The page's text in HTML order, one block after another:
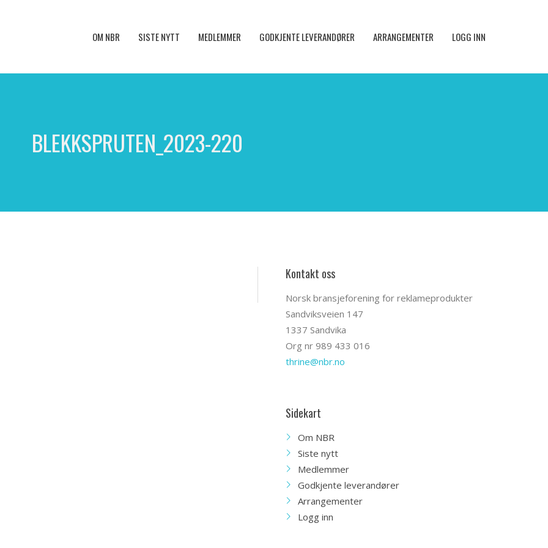
OM NBR SISTE NYTT MEDLEMMER GODKJENTE LEVERANDØRER ARRANGEMENTER LOGG INN
BLEKKSPRUTEN_2023-220
Kontakt oss
Norsk bransjeforening for reklameprodukter
Sandviksveien 147
1337 Sandvika
Org nr 989 433 016
thrine@nbr.no
Sidekart
Om NBR
Siste nytt
Medlemmer
Godkjente leverandører
Arrangementer
Logg inn